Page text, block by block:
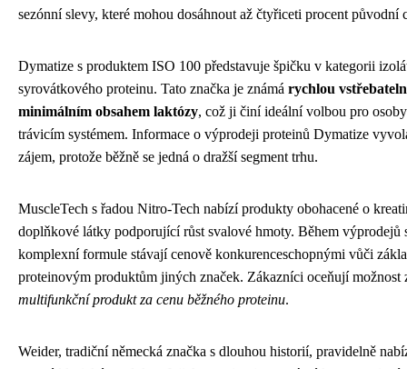
sezónní slevy, které mohou dosáhnout až čtyřiceti procent původní
Dymatize s produktem ISO 100 představuje špičku v kategorii
syrovátkového proteinu. Tato značka je známá rychlou
minimálním obsahem laktózy, což ji činí ideální volbou pro
trávicím systémem. Informace o výprodeji proteinů Dymatize
zájem, protože běžně se jedná o dražší segment trhu.
MuscleTech s řadou Nitro-Tech nabízí produkty obohacené o
doplňkové látky podporující růst svalové hmoty. Během výprodejů
komplexní formule stávají cenově konkurenceschopnými vůči
proteinovým produktům jiných značek. Zákazníci oceňují možnost
multifunkční produkt za cenu běžného proteinu.
Weider, tradiční německá značka s dlouhou historií, pravidelně